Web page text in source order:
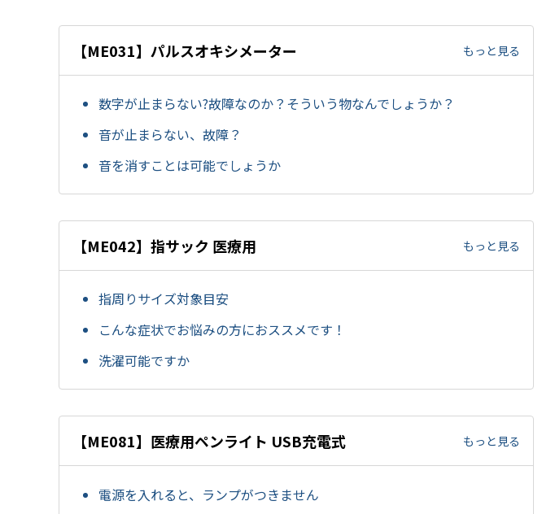
【ME031】パルスオキシメーター もっと見る
数字が止まらない?故障なのか？そういう物なんでしょうか？
音が止まらない、故障？
音を消すことは可能でしょうか
【ME042】指サック 医療用 もっと見る
指周りサイズ対象目安
こんな症状でお悩みの方におススメです！
洗濯可能ですか
【ME081】医療用ペンライト USB充電式 もっと見る
電源を入れると、ランプがつきません